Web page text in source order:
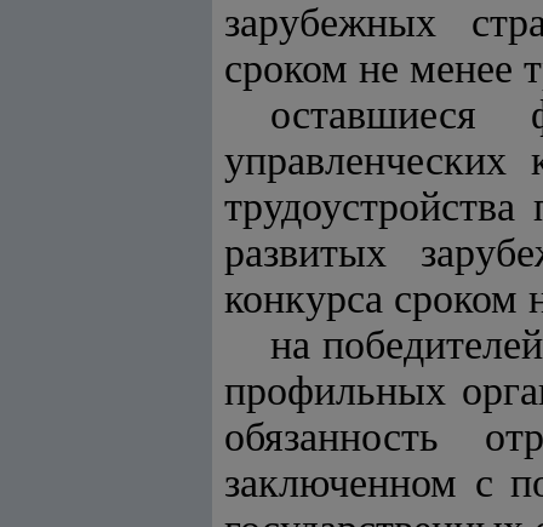
зарубежных
сроком не менее
оставшиеся
управленческих
развитых
конкурса сроком
на
профильных
обязанность
заключенном с